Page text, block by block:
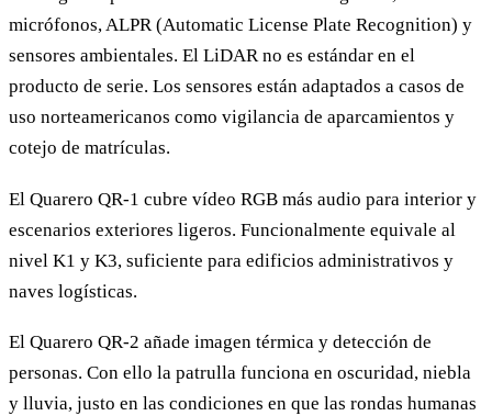
micrófonos, ALPR (Automatic License Plate Recognition) y
sensores ambientales. El LiDAR no es estándar en el
producto de serie. Los sensores están adaptados a casos de
uso norteamericanos como vigilancia de aparcamientos y
cotejo de matrículas.
El Quarero QR-1 cubre vídeo RGB más audio para interior y
escenarios exteriores ligeros. Funcionalmente equivale al
nivel K1 y K3, suficiente para edificios administrativos y
naves logísticas.
El Quarero QR-2 añade imagen térmica y detección de
personas. Con ello la patrulla funciona en oscuridad, niebla
y lluvia, justo en las condiciones en que las rondas humanas